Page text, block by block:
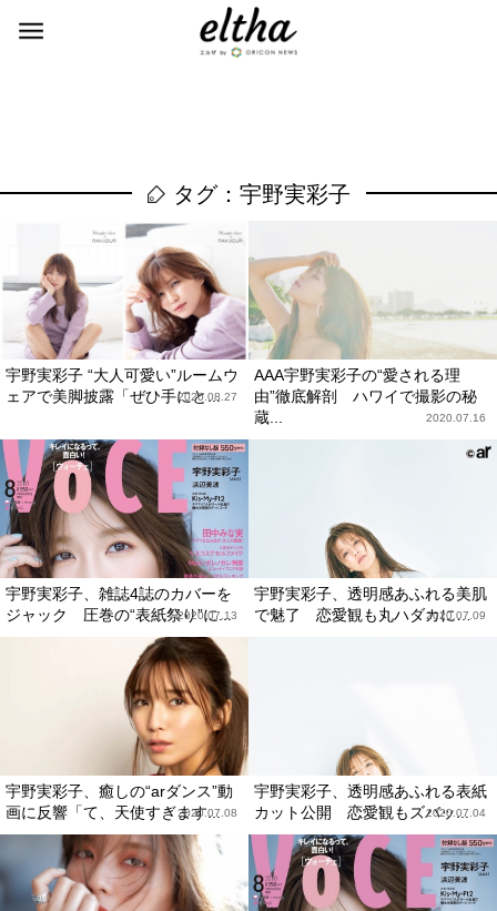
タグ：宇野実彩子
宇野実彩子 “大人可愛い”ルームウ
ェアで美脚披露「ぜひ手にと...
2020.08.27
AAA宇野実彩子の“愛される理
由”徹底解剖 ハワイで撮影の秘
蔵...
2020.07.16
宇野実彩子、雑誌4誌のカバーを
ジャック 圧巻の“表紙祭り”に...
2020.07.13
宇野実彩子、透明感あふれる美肌
で魅了 恋愛観も丸ハダカに…
2020.07.09
宇野実彩子、癒しの“arダンス”動
画に反響「て、天使すぎます...
2020.07.08
宇野実彩子、透明感あふれる表紙
カット公開 恋愛観もズバッ...
2020.07.04